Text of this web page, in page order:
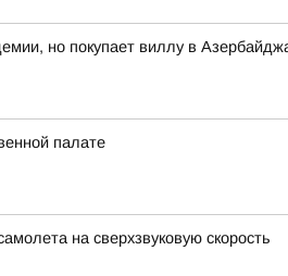
но покупает виллу в
палате
на сверхзвуковую скорость